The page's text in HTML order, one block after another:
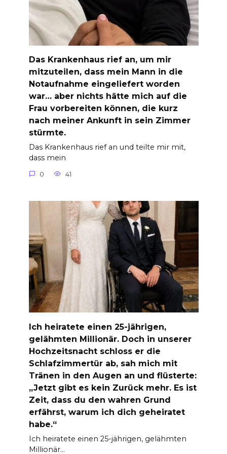
Das Krankenhaus rief an, um mir
mitzuteilen, dass mein Mann in die
Notaufnahme eingeliefert worden
war… aber nichts hätte mich auf die
Frau vorbereiten können, die kurz
nach meiner Ankunft in sein Zimmer
stürmte.
Das Krankenhaus rief an und teilte mir mit,
dass mein
0 41
Ich heiratete einen 25-jährigen,
gelähmten Millionär. Doch in unserer
Hochzeitsnacht schloss er die
Schlafzimmertür ab, sah mich mit
Tränen in den Augen an und flüsterte:
„Jetzt gibt es kein Zurück mehr. Es ist
Zeit, dass du den wahren Grund
erfährst, warum ich dich geheiratet
habe.“
Ich heiratete einen 25-jährigen, gelähmten
Millionär…